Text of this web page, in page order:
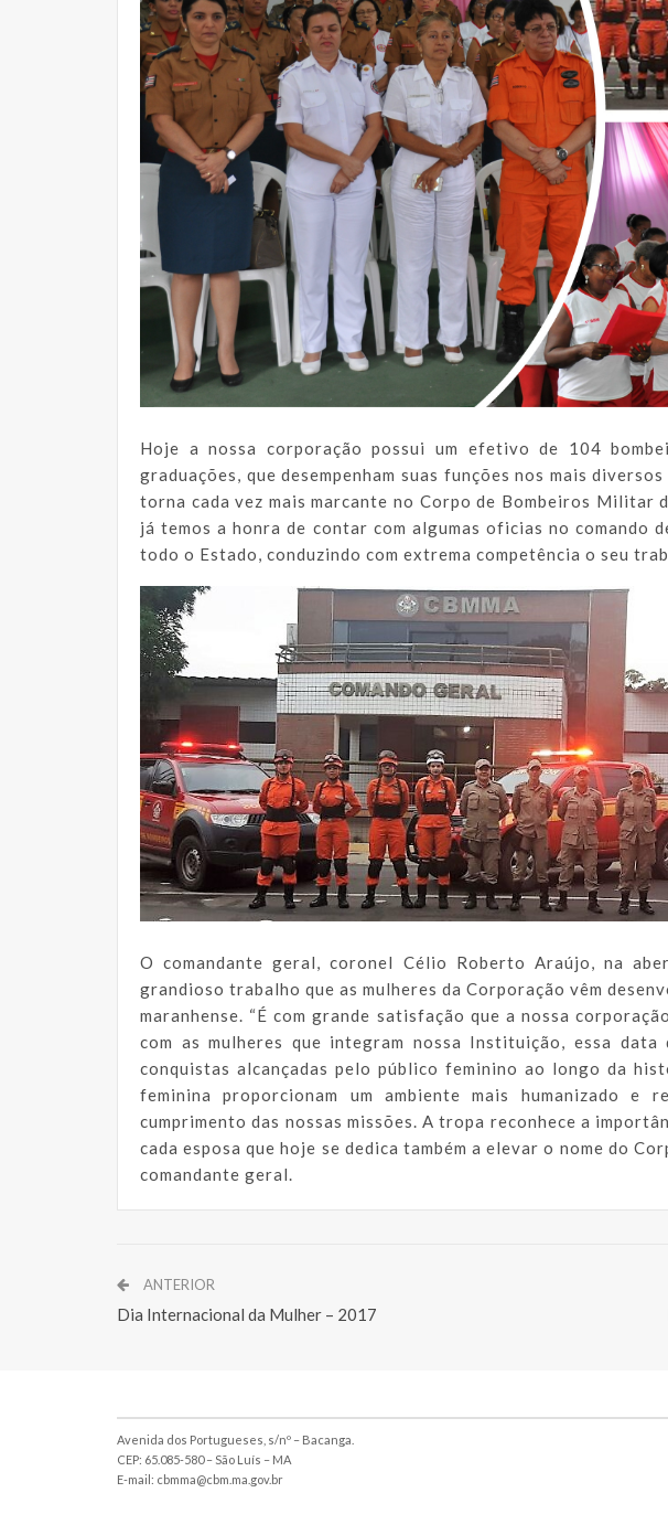
Hoje a nossa corporação possui um efetivo de 104
graduações, que desempenham suas funções nos mais
torna cada vez mais marcante no Corpo de Bombeiros Militar
já temos a honra de contar com algumas oficias no comando
todo o Estado, conduzindo com extrema competência o seu
O comandante geral, coronel Célio Roberto Araújo, na
grandioso trabalho que as mulheres da Corporação vêm
maranhense. “É com grande satisfação que a nossa
com as mulheres que integram nossa Instituição, essa
conquistas alcançadas pelo público feminino ao longo da
feminina proporcionam um ambiente mais humanizado e
cumprimento das nossas missões. A tropa reconhece a
cada esposa que hoje se dedica também a elevar o nome do
comandante geral.
ANTERIOR
Dia Internacional da Mulher – 2017
Avenida dos Portugueses, s/nº – Bacanga.
CEP: 65.085-580 – São Luís – MA
E-mail: cbmma@cbm.ma.gov.br